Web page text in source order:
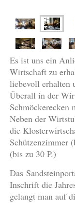
Es ist uns ein
Wirtschaft zu
liebevoll erhalten
Überall in der
Neben der
die
Schützenzimmer
(bis zu 30 P.)
Das
Inschrift die
gelangt man auf